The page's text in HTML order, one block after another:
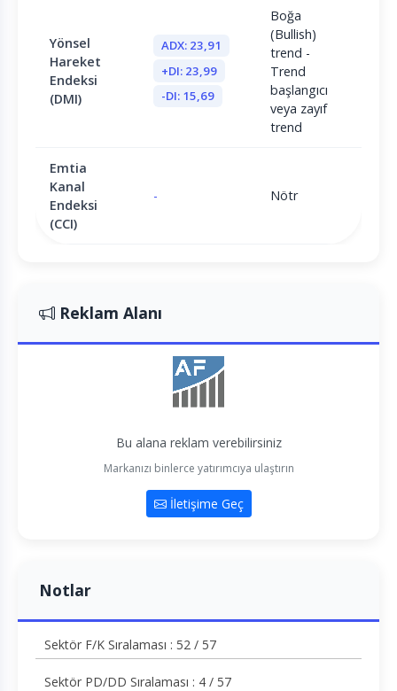
Yönsel
Hareket
Endeksi
(DMI)
ADX: 23,91
+DI: 23,99
-DI: 15,69
Boğa
(Bullish)
trend -
Trend
başlangıcı
veya zayıf
trend
Emtia
Kanal
Endeksi
(CCI)
- Nötr
Reklam Alanı
Bu alana reklam verebilirsiniz
Markanızı binlerce yatırımcıya ulaştırın
İletişime Geç
Notlar
Sektör F/K Sıralaması : 52 / 57
Sektör PD/DD Sıralaması : 4 / 57